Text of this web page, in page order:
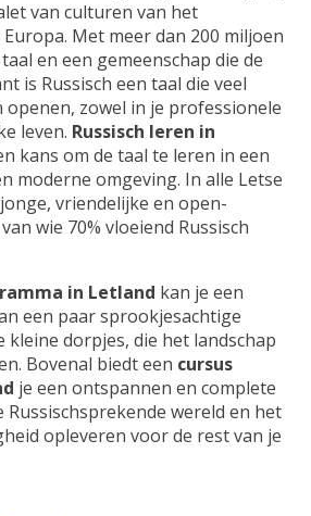
van culturen van het
Met meer dan 200 miljoen
en een gemeenschap die de
is Russisch een taal die veel
zowel in je professionele
leven. Russisch leren in
kans om de taal te leren in een
moderne omgeving. In alle Letse
vriendelijke en open-
wie 70% vloeiend Russisch
in Letland kan je een
een paar sprookjesachtige
kleine dorpjes, die het landschap
Bovenal biedt een cursus
je een ontspannen en complete
wereld en het
opleveren voor de rest van je